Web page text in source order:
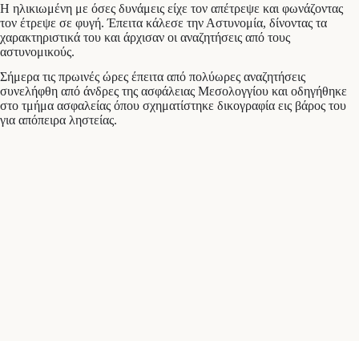
Η ηλικιωμένη με όσες δυνάμεις είχε τον απέτρεψε και φωνάζοντας
τον έτρεψε σε φυγή. Έπειτα κάλεσε την Αστυνομία, δίνοντας τα
χαρακτηριστικά του και άρχισαν οι αναζητήσεις από τους
αστυνομικούς.
Σήμερα τις πρωινές ώρες έπειτα από πολύωρες αναζητήσεις
συνελήφθη από άνδρες της ασφάλειας Μεσολογγίου και οδηγήθηκε
στο τμήμα ασφαλείας όπου σχηματίστηκε δικογραφία εις βάρος του
για απόπειρα ληστείας.